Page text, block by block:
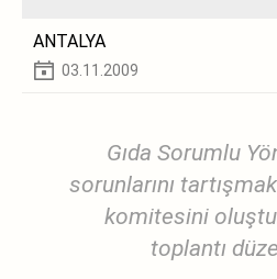
ANTALYA
03.11.2009
Gıda Sorumlu
sorunlarını
komitesini
toplantı